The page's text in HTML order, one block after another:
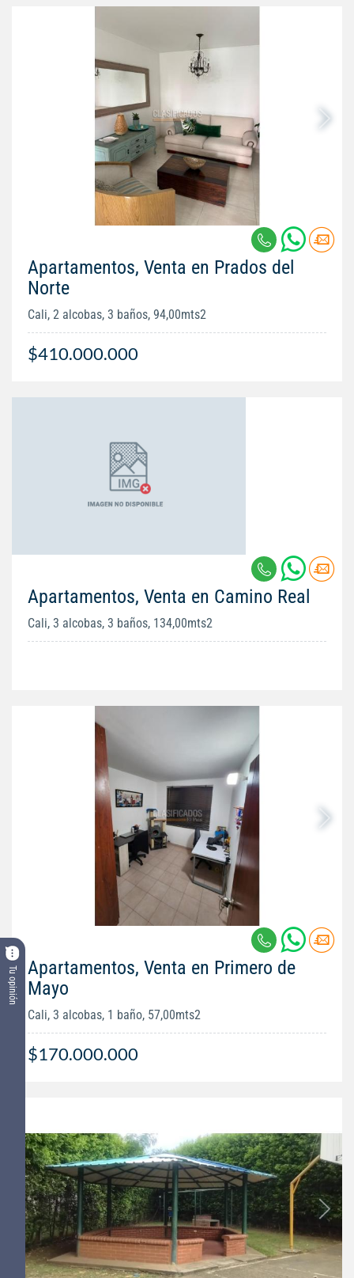
Tu opinión
Apartamentos, Venta en Prados del
Norte
Cali, 2 alcobas, 3 baños, 94,00mts2
$410.000.000
Apartamentos, Venta en Camino Real
Cali, 3 alcobas, 3 baños, 134,00mts2
Apartamentos, Venta en Primero de
Mayo
Cali, 3 alcobas, 1 baño, 57,00mts2
$170.000.000